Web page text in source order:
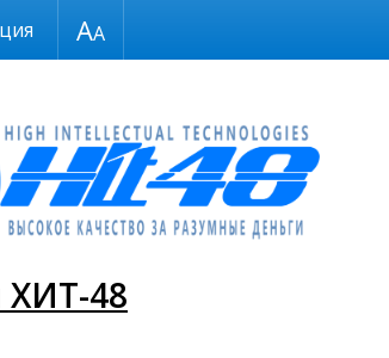
48